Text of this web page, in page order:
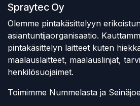
Spraytec Oy
Olemme pintakäsittelyyn
asiantuntijaorganisaatio.
pintakäsittelyn laitteet kuten
maalauslaitteet, maalauslinjat,
henkilösuojaimet.
Toimimme Nummelasta ja